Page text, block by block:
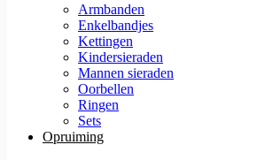
Armbanden
Enkelbandjes
Kettingen
Kindersieraden
Mannen sieraden
Oorbellen
Ringen
Sets
Opruiming